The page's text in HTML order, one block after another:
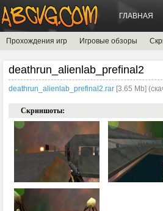
ГЛАВНАЯ
Прохождения игр Игровые обзоры
deathrun_alienlab_prefinal2
deathrun_alienlab_prefinal2.rar [3.65 Mb]
Скриншоты: